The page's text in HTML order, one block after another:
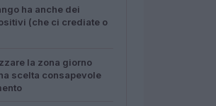
ha anche dei
(che ci crediate o
la zona giorno
scelta consapevole